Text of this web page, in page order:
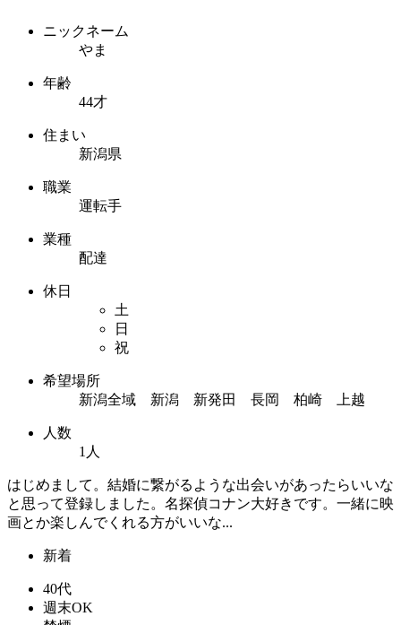
ニックネーム
やま
年齢
44才
住まい
新潟県
職業
運転手
業種
配達
休日
土
日
祝
希望場所
新潟全域 新潟 新発田 長岡 柏崎 上越
人数
1人
はじめまして。結婚に繋がるような出会いがあったらいいな
と思って登録しました。名探偵コナン大好きです。一緒に映
画とか楽しんでくれる方がいいな...
新着
40代
週末OK